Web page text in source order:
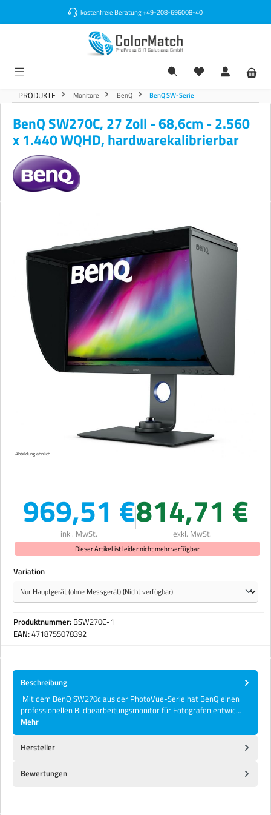
kostenfreie Beratung+49-208-696008-40
PRODUKTE Monitore BenQ BenQ SW-Serie
BenQ SW270C, 27 Zoll - 68,6cm - 2.560
x 1.440 WQHD, hardwarekalibrierbar
Abbildung ähnlich
969,51 €
inkl. MwSt.
814,71 €
exkl. MwSt.
Dieser Artikel ist leider nicht mehr verfügbar
Variationauswählen
Produktnummer: BSW270C-1
EAN:4718755078392
Beschreibung
Mit dem BenQ SW270c aus der PhotoVue-Serie hat BenQ einen
professionellen Bildbearbeitungsmonitor für Fotografen entwic…
Mehr
Hersteller
Bewertungen